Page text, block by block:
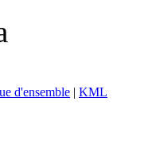
d'ensemble | KML